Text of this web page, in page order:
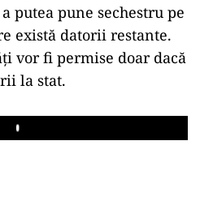
putea pune sechestru pe
există datorii restante.
vor fi permise doar dacă
la stat.
Play